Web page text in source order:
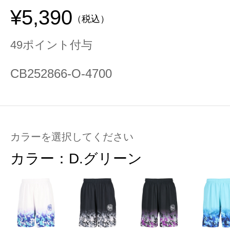
¥5,390 （税込）
49ポイント付与
CB252866-O-4700
カラーを選択してください
カラー： D.グリーン